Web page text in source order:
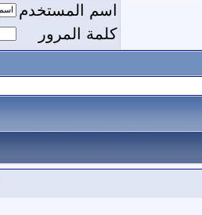
اسم المستخدم
كلمة المرور